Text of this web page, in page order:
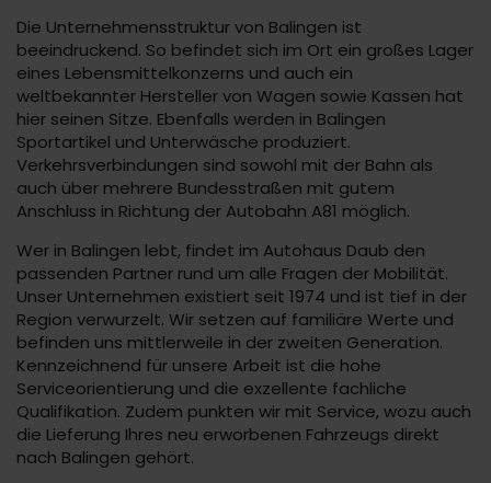
Die Unternehmensstruktur von Balingen ist
beeindruckend. So befindet sich im Ort ein großes Lager
eines Lebensmittelkonzerns und auch ein
weltbekannter Hersteller von Wagen sowie Kassen hat
hier seinen Sitze. Ebenfalls werden in Balingen
Sportartikel und Unterwäsche produziert.
Verkehrsverbindungen sind sowohl mit der Bahn als
auch über mehrere Bundesstraßen mit gutem
Anschluss in Richtung der Autobahn A81 möglich.
Wer in Balingen lebt, findet im Autohaus Daub den
passenden Partner rund um alle Fragen der Mobilität.
Unser Unternehmen existiert seit 1974 und ist tief in der
Region verwurzelt. Wir setzen auf familiäre Werte und
befinden uns mittlerweile in der zweiten Generation.
Kennzeichnend für unsere Arbeit ist die hohe
Serviceorientierung und die exzellente fachliche
Qualifikation. Zudem punkten wir mit Service, wozu auch
die Lieferung Ihres neu erworbenen Fahrzeugs direkt
nach Balingen gehört.